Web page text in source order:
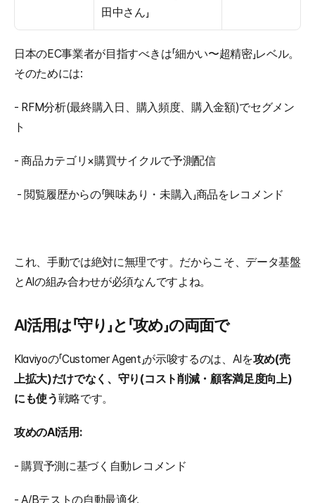
田中さん」
日本のEC事業者が目指すべきは「細かい〜超精密」レベル。
そのためには:
- RFM分析(最終購入日、購入頻度、購入金額)でセグメン
ト
- 商品カテゴリ×購買サイクルで予測配信
- 閲覧履歴からの「興味あり・未購入」商品をレコメンド
これ、手動では絶対に無理です。だからこそ、データ基盤
とAIの組み合わせが必須なんですよね。
AI活用は「守り」と「攻め」の両面で
Klaviyoの「Customer Agent」が示唆するのは、AIを攻め(売
上拡大)だけでなく、守り(コスト削減・顧客満足度向上)
にも使う戦略です。
攻めのAI活用:
- 購買予測に基づく自動レコメンド
- A/Bテストの自動最適化